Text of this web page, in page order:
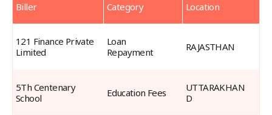
Billers
Biller Category Location
121 Finance Private
Limited
Loan
Repayment
RAJASTHAN
5Th Centenary
School
Education Fees
UTTARAKHAN
D